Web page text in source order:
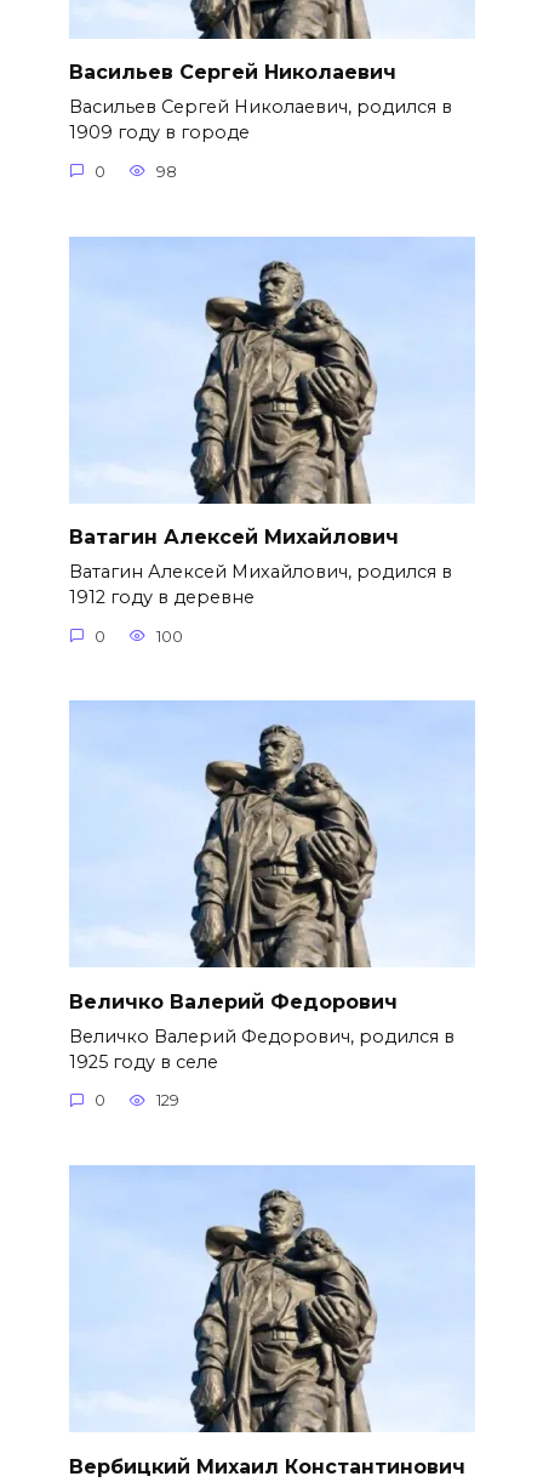
Васильев Сергей Николаевич
Васильев Сергей Николаевич, родился в
1909 году в городе
0 98
Ватагин Алексей Михайлович
Ватагин Алексей Михайлович, родился в
1912 году в деревне
0 100
Величко Валерий Федорович
Величко Валерий Федорович, родился в
1925 году в селе
0 129
Вербицкий Михаил Константинович